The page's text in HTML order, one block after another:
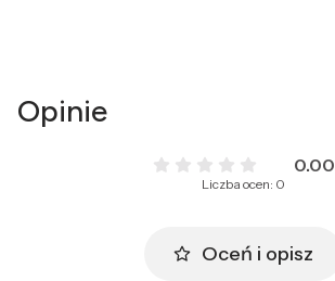
Opinie
0.00
Liczba ocen: 0
Oceń i opisz